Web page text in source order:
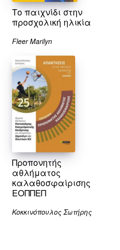
Το παιχνίδι στην
προσχολική ηλικία
Fleer Marilyn
Προπονητής
αθλήματος
καλαθοσφαίρισης
ΕΟΠΠΕΠ
Κοκκινόπουλος Σωτήρης